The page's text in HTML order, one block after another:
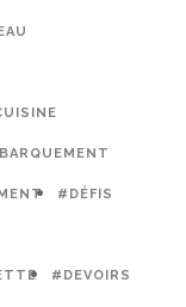
#DÉFIS
#DEVOIRS